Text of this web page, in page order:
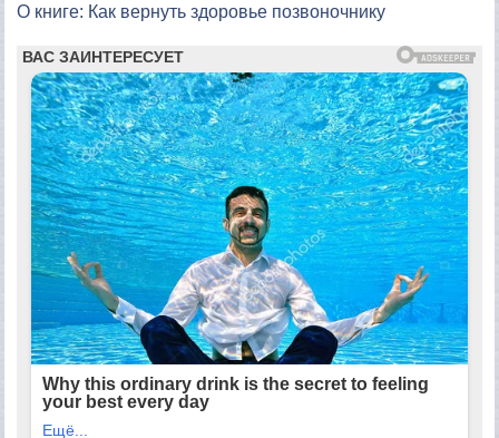
О книге: Как вернуть здоровье позвоночнику